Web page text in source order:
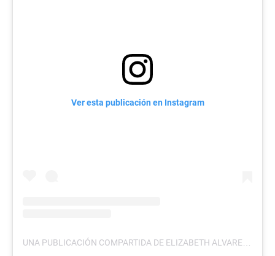
Ver esta publicación en Instagram
UNA PUBLICACIÓN COMPARTIDA DE ELIZABETH ALVAREZ (@CUQUITAOFICIAL_)